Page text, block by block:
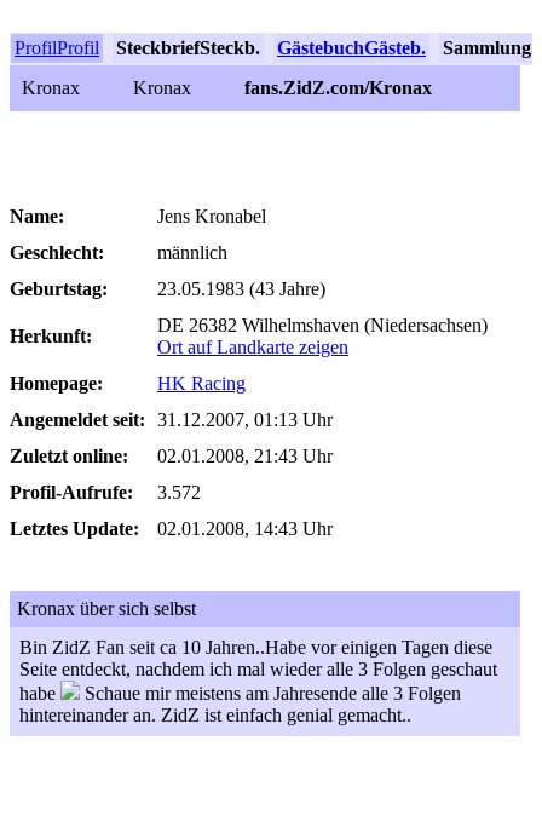
ProfilProfil SteckbriefSteckb. GästebuchGästeb. Sammlung
Kronax
Kronax fans.ZidZ.com/Kronax
Name:
Jens Kronabel
Geschlecht:
männlich
Geburtstag:
23.05.1983 (43 Jahre)
Herkunft:
DE 26382 Wilhelmshaven (Niedersachsen)
Ort auf Landkarte zeigen
Homepage:
HK Racing
Angemeldet seit:
31.12.2007, 01:13 Uhr
Zuletzt online:
02.01.2008, 21:43 Uhr
Profil-Aufrufe:
3.572
Letztes Update:
02.01.2008, 14:43 Uhr
Kronax über sich selbst
Bin ZidZ Fan seit ca 10 Jahren..Habe vor einigen Tagen diese
Seite entdeckt, nachdem ich mal wieder alle 3 Folgen geschaut
habe
Schaue mir meistens am Jahresende alle 3 Folgen
hintereinander an. ZidZ ist einfach genial gemacht..